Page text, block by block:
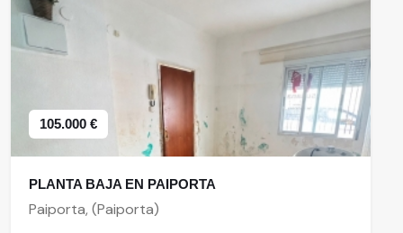
105.000 €
PLANTA BAJA EN PAIPORTA
Paiporta, (Paiporta)